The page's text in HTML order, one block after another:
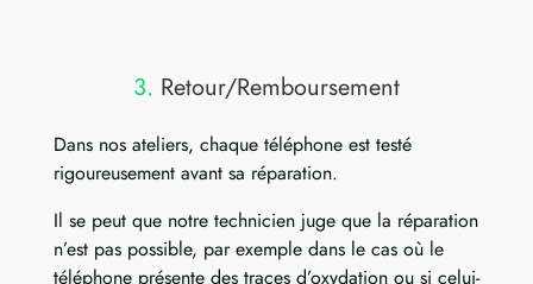
3. Retour/Remboursement
Dans nos ateliers, chaque téléphone est testé
rigoureusement avant sa réparation.
Il se peut que notre technicien juge que la réparation
n’est pas possible, par exemple dans le cas où le
téléphone présente des traces d’oxydation ou si celui-